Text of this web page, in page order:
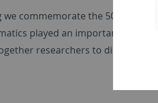
we commemorate the 50th
played an important role in
researchers to discuss